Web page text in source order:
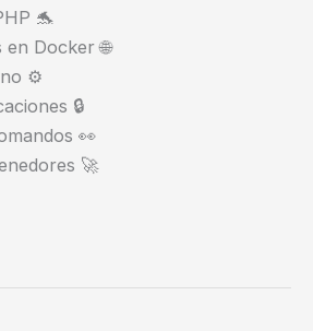
🐬
Docker 🌐
⚙️
🔒
👀
🚀